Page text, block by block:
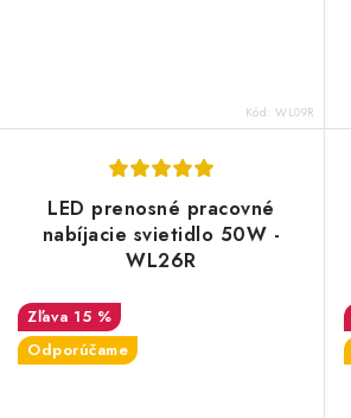
Kód:WL09R
LED prenosné pracovné
nabíjacie svietidlo 50W -
WL26R
15 %
Odporúčame